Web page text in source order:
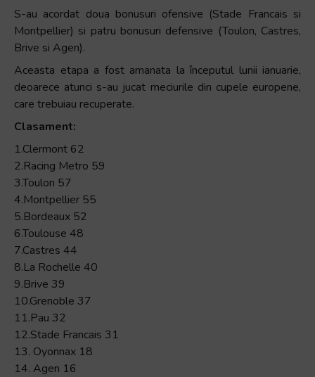
S-au acordat doua bonusuri ofensive (Stade Francais si
Montpellier) si patru bonusuri defensive (Toulon, Castres,
Brive si Agen).
Aceasta etapa a fost amanata la începutul lunii ianuarie,
deoarece atunci s-au jucat meciurile din cupele europene,
care trebuiau recuperate.
Clasament:
1.Clermont 62
2.Racing Metro 59
3.Toulon 57
4.Montpellier 55
5.Bordeaux 52
6.Toulouse 48
7.Castres 44
8.La Rochelle 40
9.Brive 39
10.Grenoble 37
11.Pau 32
12.Stade Francais 31
13. Oyonnax 18
14. Agen 16